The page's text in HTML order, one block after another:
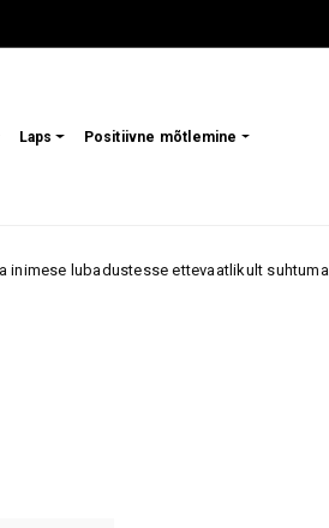
Laps Positiivne mõtlemine
ettevaatlikult suhtuma Armastus